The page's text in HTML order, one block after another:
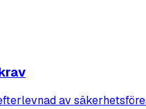
av